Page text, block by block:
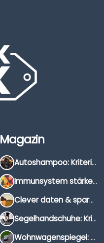
Magazin
Autoshampoo: Kriterien, Unterschiede & Anwendung
Immunsystem stärken: Hausmittel, Vitamine & Wissenswertes
Clever daten & sparen: So findest du die besten Deals für Dates und Unternehmungen
Segelhandschuhe: Kriterien, Materialien & Tipps
Wohnwagenspiegel: Auswahl, Preise & Montage